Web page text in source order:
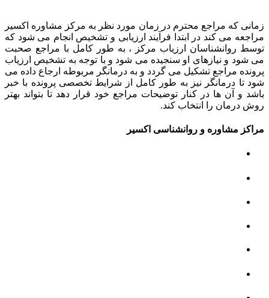
زمانی که مراجع محترم در زمان مورد نظر به مرکز مشاوره اکسیر
مراجعه می کند در ابتدا فرآیند ارزیابی و تشخیص انجام می شود که
توسط روانشناسان ارزیاب مرکز ، به طور کامل با مراجع صحبت
می شود و نیازهای او سنجیده می شود و با توجه به تشخیص ارزیاب
پرونده مراجع تشکیل می گردد و به درمانگر مربوطه ارجاع داده می
شود تا درمانگر نیز به طور کامل از شرایط تخصصی پرونده با خبر
باشد و آن ها در کنار توضیحات مراجع خود قرار دهد تا بتواند بهتر
روش درمان را انتخاب کند.
مراکز مشاوره و روانشناسی اکسیر